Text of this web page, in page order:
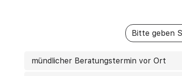
mündlicher Beratungstermin vor Ort